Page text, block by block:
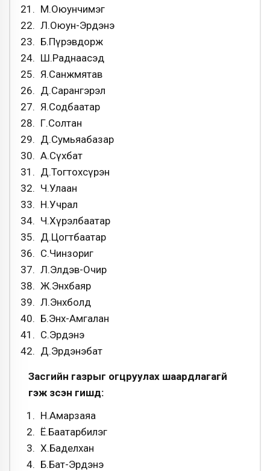
М.Оюунчимэг
Л.Оюун-Эрдэнэ
Б.Пүрэвдорж
Ш.Раднаасэд
Я.Санжмятав
Д.Сарангэрэл
Я.Содбаатар
Г.Солтан
Д.Сумьяабазар
А.Сүхбат
Д.Тогтохсүрэн
Ч.Улаан
Н.Учрал
Ч.Хүрэлбаатар
Д.Цогтбаатар
С.Чинзориг
Л.Элдэв-Очир
Ж.Энхбаяр
Л.Энхболд
Б.Энх-Амгалан
С.Эрдэнэ
Д.Эрдэнэбат
Засгийн газрыг огцруулах шаардлагагүй
гэж үзсэн гишүүд:
Н.Амарзаяа
Ё.Баатарбилэг
Х.Баделхан
Б.Бат-Эрдэнэ